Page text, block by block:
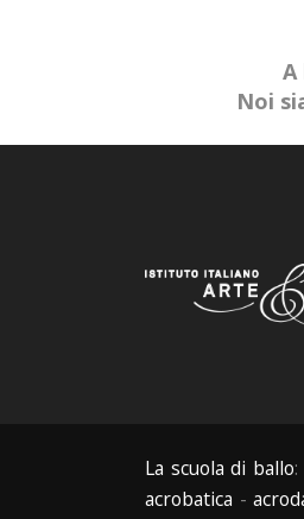
A
Noi
La scuola di ballo:
acrobatica -